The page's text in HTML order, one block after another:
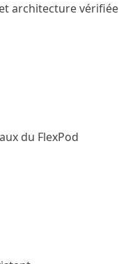
architecture vérifiée
du FlexPod